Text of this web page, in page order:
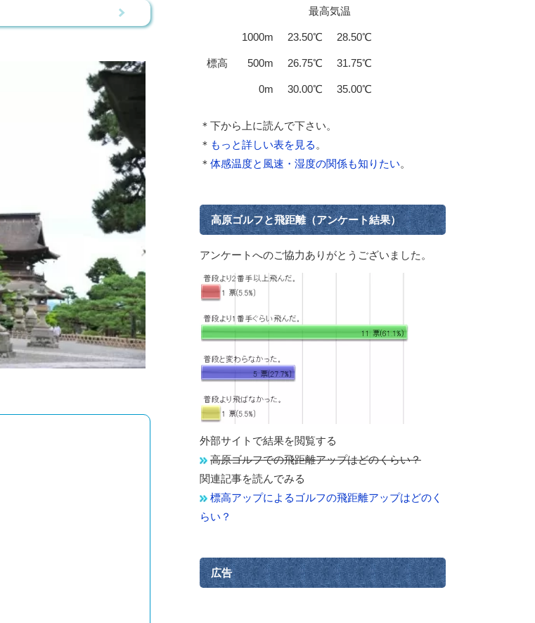
最高気温
標高
1000m 23.50℃ 28.50℃
500m 26.75℃ 31.75℃
0m 30.00℃ 35.00℃
＊下から上に読んで下さい。
＊ もっと詳しい表を見る 。
＊ 体感温度と風速・湿度の関係も知りたい。
高原ゴルフと飛距離（アンケート結果）
アンケートへのご協力ありがとうございました。
外部サイトで結果を閲覧する
高原ゴルフでの飛距離アップはどのくらい？
関連記事を読んでみる
標高アップによるゴルフの飛距離アップはどのく
らい？
広告